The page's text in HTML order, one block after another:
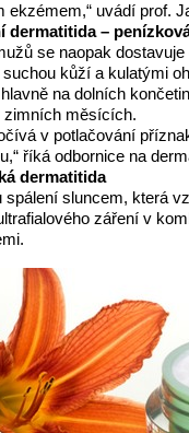
ekzémem,“ uvádí prof.
dermatitida –
se naopak
kůží a kulatými
na dolních
zimních měsících.
v potlačování
říká odbornice na
dermatitida
spálení sluncem, která
záření v